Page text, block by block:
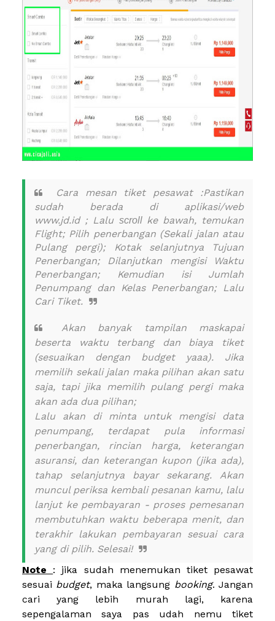
Cara mesan tiket pesawat :Pastikan
sudah berada di aplikasi/web
www.jd.id; Lalu scroll ke bawah, temukan
Flight; Pilih penerbangan (Sekali jalan atau
Pulang pergi);
Kotak selanjutnya Tujuan
Penerbangan; Dilanjutkan mengisi Waktu
Penerbangan;
Kemudian isi Jumlah
Penumpang dan Kelas Penerbangan;
Lalu
Cari Tiket.
Akan banyak tampilan maskapai
beserta waktu terbang dan biaya tiket
(sesuaikan dengan budget
yaaa). Jika
memilih sekali jalan maka pilihan akan satu
saja, tapi jika memilih pulang pergi maka
akan ada dua pilihan;
Lalu akan di minta untuk mengisi data
penumpang, terdapat pula informasi
penerbangan, rincian harga, keterangan
asuransi, dan keterangan kupon (jika ada),
tahap selanjutnya bayar sekarang. Akan
muncul periksa kembali pesanan kamu, lalu
lanjut ke pembayaran - proses pemesanan
membutuhkan waktu beberapa menit, dan
terakhir lakukan pembayaran sesuai cara
yang di pilih. Selesai!
Note
: jika sudah menemukan tiket pesawat
sesuai budget, maka langsung booking. Jangan
cari yang lebih murah lagi, karena
sepengalaman saya pas udah nemu tiket